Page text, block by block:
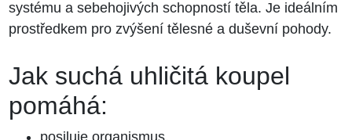
systému a sebehojivých schopností těla. Je ideálním
prostředkem pro zvýšení tělesné a duševní pohody.
Jak suchá uhličitá koupel
pomáhá:
posiluje organismus,